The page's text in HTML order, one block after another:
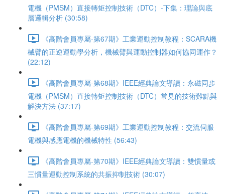
電機（PMSM）直接轉矩控制技術（DTC）-下集：理論與底
層邏輯分析 (30:58)
《高階會員專屬-第67期》工業運動控制教程：SCARA機
械臂的正逆運動學分析，機械臂與運動控制器如何協同運作？
(22:12)
《高階會員專屬-第68期》IEEE經典論文導讀：永磁同步
電機（PMSM）直接轉矩控制技術（DTC）常見的技術難點與
解決方法 (37:17)
《高階會員專屬-第69期》工業運動控制教程：交流伺服
電機與感應電機的機械特性 (56:43)
《高階會員專屬-第70期》IEEE經典論文導讀：雙慣量或
三慣量運動控制系統的共振抑制技術 (30:07)